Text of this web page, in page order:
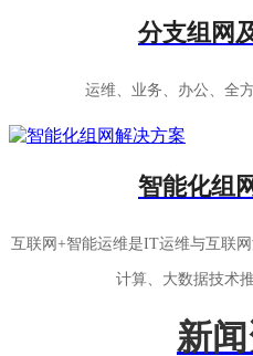
分支组网
运维、业务、办公、全
智能化组
互联网+智能运维是IT运维与互联
计算、大数据技术
新